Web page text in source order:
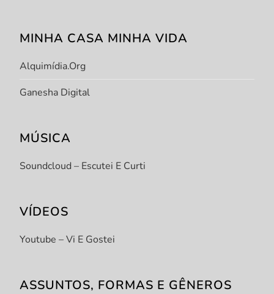
MINHA CASA MINHA VIDA
Alquimídia.org
Ganesha Digital
MÚSICA
Soundcloud – Escutei E Curti
VÍDEOS
Youtube – Vi E Gostei
ASSUNTOS, FORMAS E GÊNEROS